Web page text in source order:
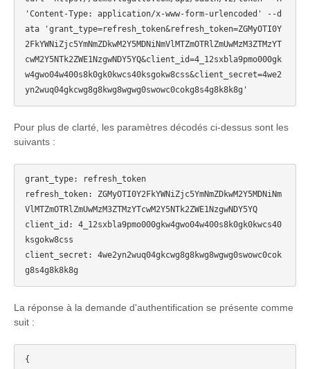
'Content-Type: application/x-www-form-urlencoded' --d
ata 'grant_type=refresh_token&refresh_token=ZGMyOTI0Y
2FkYWNiZjc5YmNmZDkwM2Y5MDNiNmVlMTZmOTRlZmUwMzM3ZTMzYT
cwM2Y5NTk2ZWE1NzgwNDY5YQ&client_id=4_12sxbla9pmo000gk
w4gwo04w400s8k0gk0kwcs40ksgokw8css&client_secret=4we2
Pour plus de clarté, les paramètres décodés ci-dessus sont les
suivants :
grant_type: refresh_token
refresh_token: ZGMyOTI0Y2FkYWNiZjc5YmNmZDkwM2Y5MDNiNm
VlMTZmOTRlZmUwMzM3ZTMzYTcwM2Y5NTk2ZWE1NzgwNDY5YQ
client_id: 4_12sxbla9pmo000gkw4gwo04w400s8k0gk0kwcs40
ksgokw8css
client_secret: 4we2yn2wuq04gkcwg8g8kwg8wgwg0swowc0cok
La réponse à la demande d'authentification se présente comme
suit :
{